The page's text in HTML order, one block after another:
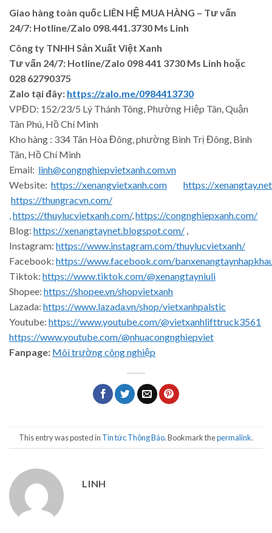
Giao hàng toàn quốc LIÊN HỆ MUA HÀNG – Tư vấn
24/7: Hotline/Zalo 098.441.3730 Ms Linh
Công ty TNHH Sản Xuất Việt Xanh
Tư vấn 24/7: Hotline/Zalo 098 441 3730 Ms Linh hoặc
028 62790375
Zalo tại đây: https://zalo.me/0984413730
VPĐD: 152/23/5 Lý Thánh Tông, Phường Hiệp Tân, Quận
Tân Phú, Hồ Chí Minh
Kho hàng : 334 Tân Hòa Đông, phường Bình Trị Đông, Bình
Tân, Hồ Chí Minh
Email: linh@congnghiepvietxanh.com.vn
Website: https://xenangvietxanh.com
https://xenangtay.net
https://thungracvn.com/
,https://thuylucvietxanh.com/,https://congnghiepxanh.com/
Blog: https://xenangtaynet.blogspot.com/ ,
Instagram: https://www.instagram.com/thuylucvietxanh/
Facebook: https://www.facebook.com/
Tiktok: https://www.tiktok.com/@xenangtayniuli
Shopee: https://shopee.vn/shopvietxanh
Lazada: https://www.lazada.vn/shop/vietxanhpalstic
Youtube: https://www.youtube.com/@vietxanhlifttruck3561
https://www.youtube.com/@nhuacongnghiepviet
Fanpage: Môi trường công nghiệp
This entry was posted in Tin tức Thông Báo. Bookmark thepermalink.
LINH